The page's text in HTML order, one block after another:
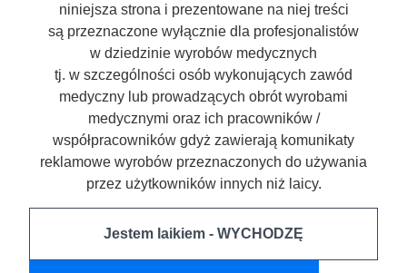
Przedłużamy kampanię „What NEXT?”
— do 31 marca 2026!
Przeczytaj artykuł
niniejsza strona i prezentowane na niej treści
są przeznaczone wyłącznie dla profesjonalistów
w dziedzinie wyrobów medycznych
tj. w szczególności osób wykonujących zawód
medyczny lub prowadzących obrót wyrobami
medycznymi oraz ich pracowników /
współpracowników gdyż zawierają komunikaty
reklamowe wyrobów przeznaczonych do używania
przez użytkowników innych niż laicy.
Jestem laikiem - WYCHODZĘ